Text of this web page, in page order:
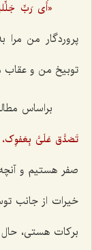
«أَى رَبِّ
پروردگار من
توبیخ من و
براساس
تَصَدَّق عَلَىَّ بِعَفوِک،
صفر هستیم و
خیرات از جانب
برکات هستی،